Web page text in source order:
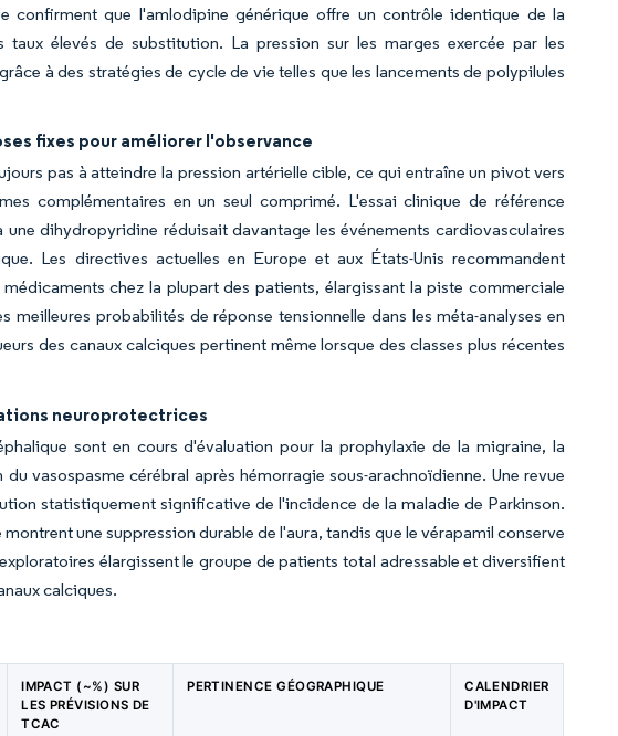
confirment que l'amlodipine générique offre un contrôle identique de la
élevés de substitution. La pression sur les marges exercée par les
à des stratégies de cycle de vie telles que les lancements de polypilules
fixes pour améliorer l'observance
pas à atteindre la pression artérielle cible, ce qui entraîne un pivot vers
complémentaires en un seul comprimé. L'essai clinique de référence
dihydropyridine réduisait davantage les événements cardiovasculaires
Les directives actuelles en Europe et aux États-Unis recommandent
chez la plupart des patients, élargissant la piste commerciale
probabilités de réponse tensionnelle dans les méta-analyses en
des canaux calciques pertinent même lorsque des classes plus récentes
neuroprotectrices
sont en cours d'évaluation pour la prophylaxie de la migraine, la
vasospasme cérébral après hémorragie sous-arachnoïdienne. Une revue
statistiquement significative de l'incidence de la maladie de Parkinson.
une suppression durable de l'aura, tandis que le vérapamil conserve
élargissent le groupe de patients total adressable et diversifient
calciques.
IMPACT (~%) SUR
LES PRÉVISIONS DE
TCAC
PERTINENCE GÉOGRAPHIQUE
CALENDRIER
D'IMPACT